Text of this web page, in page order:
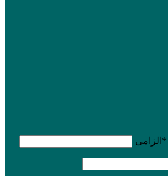
* الزامی